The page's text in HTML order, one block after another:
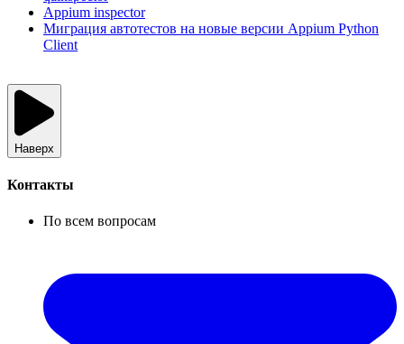
Appium inspector
Миграция автотестов на новые версии Appium Python
Client
Наверх
Контакты
По всем вопросам